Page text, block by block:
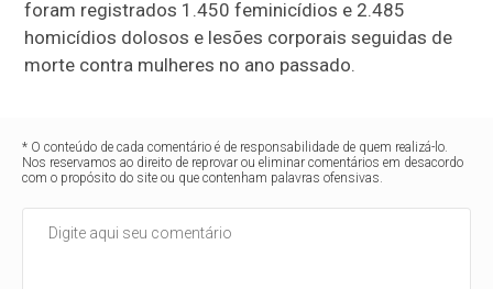
foram registrados 1.450 feminicídios e 2.485
homicídios dolosos e lesões corporais seguidas de
morte contra mulheres no ano passado.
* O conteúdo de cada comentário é de responsabilidade de quem realizá-lo.
Nos reservamos ao direito de reprovar ou eliminar comentários em desacordo
com o propósito do site ou que contenham palavras ofensivas.